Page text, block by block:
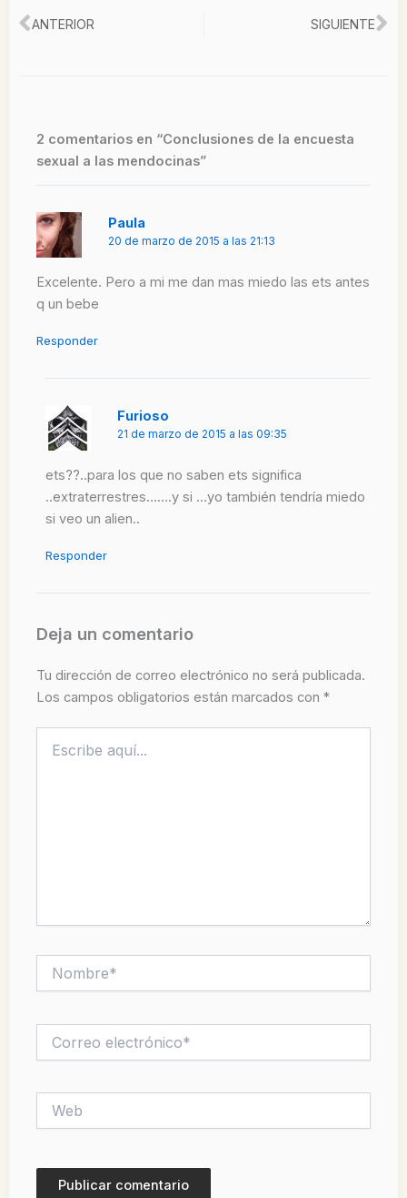
Ant
ANTERIOR SIGUIENTE
2 comentarios en “Conclusiones de la encuesta
sexual a las mendocinas”
Paula
20 de marzo de 2015 a las 21:13
Excelente. Pero a mi me dan mas miedo las ets antes
q un bebe
Responder
Furioso
21 de marzo de 2015 a las 09:35
ets??..para los que no saben ets significa
..extraterrestres…….y si …yo también tendría miedo
si veo un alien..
Responder
Deja un comentario
Tu dirección de correo electrónico no será publicada.
Los campos obligatorios están marcados con *
aquí...
electrónico*